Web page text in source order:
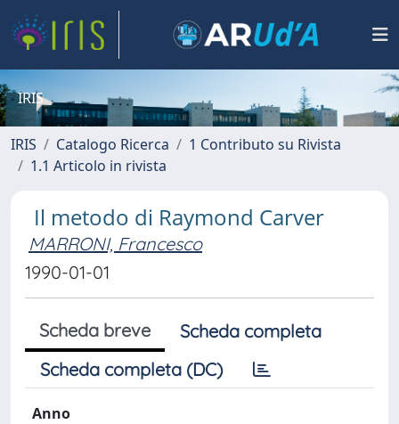
IRIS
IRIS Catalogo Ricerca
1 Contributo su Rivista
1.1 Articolo in rivista
Il metodo di Raymond Carver
MARRONI, Francesco
1990-01-01
Scheda breve
Scheda completa
Scheda completa (DC)
Anno